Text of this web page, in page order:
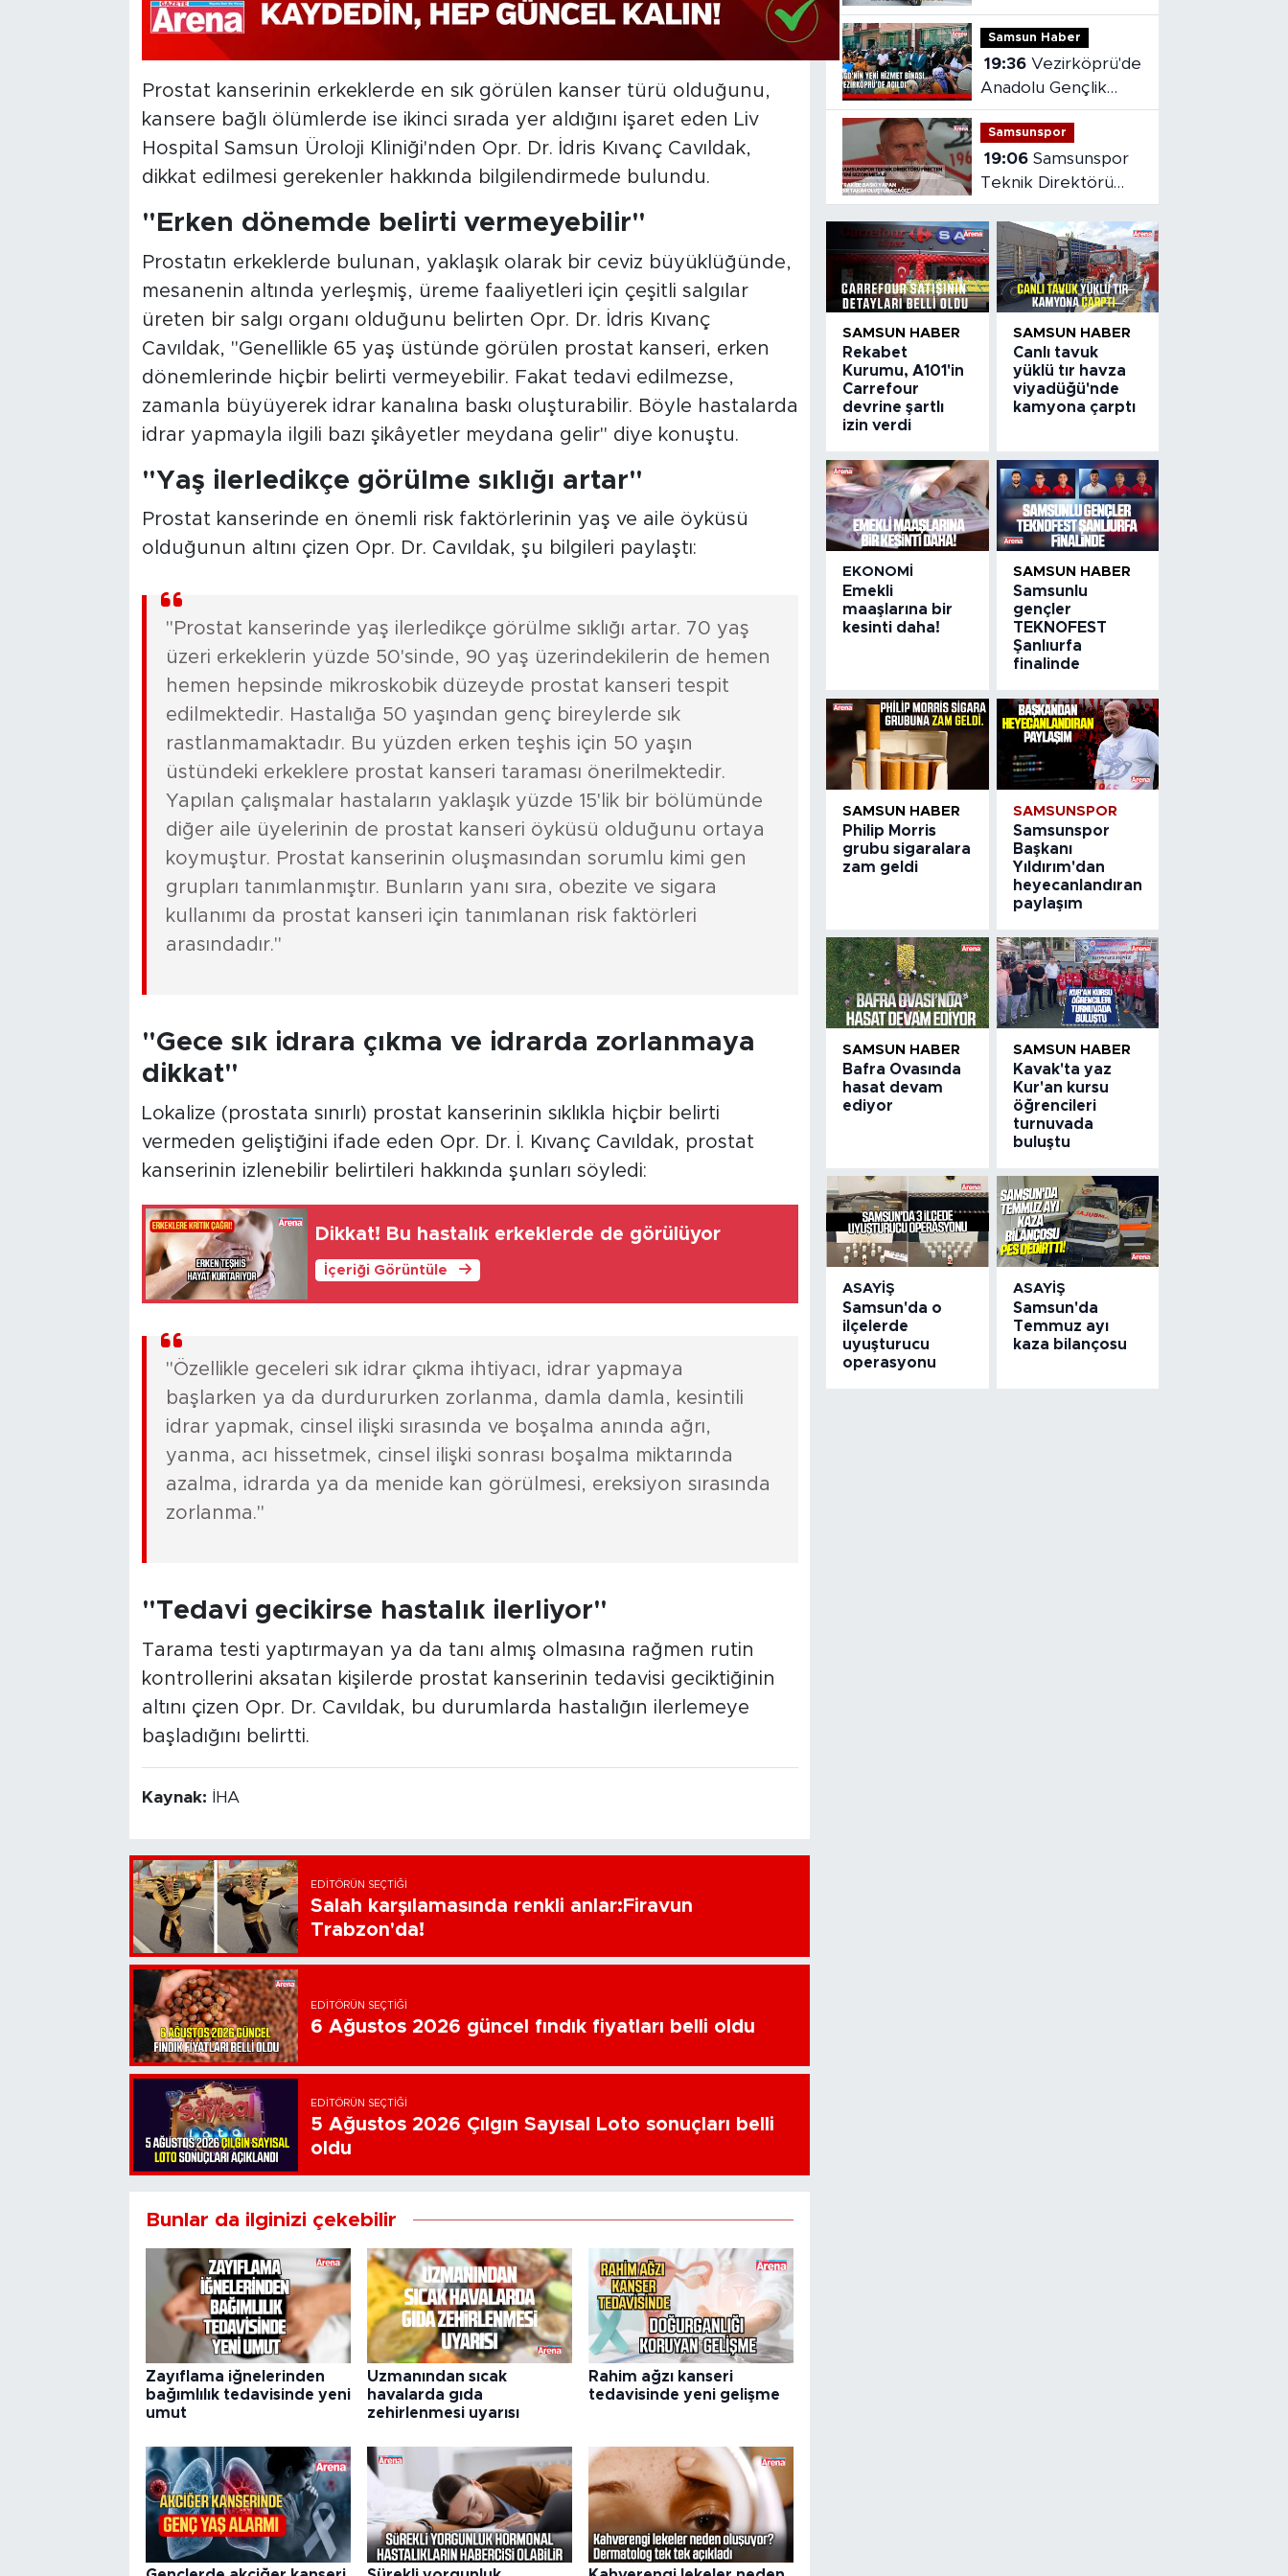
Prostat kanserinin erkeklerde en sık görülen kanser türü olduğunu,
kansere bağlı ölümlerde ise ikinci sırada yer aldığını işaret eden Liv
Hospital Samsun Üroloji Kliniği'nden Opr. Dr. İdris Kıvanç Cavıldak,
dikkat edilmesi gerekenler hakkında bilgilendirmede bulundu.
"Erken dönemde belirti vermeyebilir"
Prostatın erkeklerde bulunan, yaklaşık olarak bir ceviz büyüklüğünde,
mesanenin altında yerleşmiş, üreme faaliyetleri için çeşitli salgılar
üreten bir salgı organı olduğunu belirten Opr. Dr. İdris Kıvanç
Cavıldak, "Genellikle 65 yaş üstünde görülen prostat kanseri, erken
dönemlerinde hiçbir belirti vermeyebilir. Fakat tedavi edilmezse,
zamanla büyüyerek idrar kanalına baskı oluşturabilir. Böyle hastalarda
idrar yapmayla ilgili bazı şikâyetler meydana gelir" diye konuştu.
"Yaş ilerledikçe görülme sıklığı artar"
Prostat kanserinde en önemli risk faktörlerinin yaş ve aile öyküsü
olduğunun altını çizen Opr. Dr. Cavıldak, şu bilgileri paylaştı:
"Prostat kanserinde yaş ilerledikçe görülme sıklığı artar. 70 yaş
üzeri erkeklerin yüzde 50'sinde, 90 yaş üzerindekilerin de hemen
hemen hepsinde mikroskobik düzeyde prostat kanseri tespit
edilmektedir. Hastalığa 50 yaşından genç bireylerde sık
rastlanmamaktadır. Bu yüzden erken teşhis için 50 yaşın
üstündeki erkeklere prostat kanseri taraması önerilmektedir.
Yapılan çalışmalar hastaların yaklaşık yüzde 15'lik bir bölümünde
diğer aile üyelerinin de prostat kanseri öyküsü olduğunu ortaya
koymuştur. Prostat kanserinin oluşmasından sorumlu kimi gen
grupları tanımlanmıştır. Bunların yanı sıra, obezite ve sigara
kullanımı da prostat kanseri için tanımlanan risk faktörleri
arasındadır."
"Gece sık idrara çıkma ve idrarda zorlanmaya
dikkat"
Lokalize (prostata sınırlı) prostat kanserinin sıklıkla hiçbir belirti
vermeden geliştiğini ifade eden Opr. Dr. İ. Kıvanç Cavıldak, prostat
kanserinin izlenebilir belirtileri hakkında şunları söyledi:
Dikkat! Bu hastalık erkeklerde de görülüyor
İçeriği Görüntüle
"Özellikle geceleri sık idrar çıkma ihtiyacı, idrar yapmaya
başlarken ya da durdururken zorlanma, damla damla, kesintili
idrar yapmak, cinsel ilişki sırasında ve boşalma anında ağrı,
yanma, acı hissetmek, cinsel ilişki sonrası boşalma miktarında
azalma, idrarda ya da menide kan görülmesi, ereksiyon sırasında
zorlanma."
"Tedavi gecikirse hastalık ilerliyor"
Tarama testi yaptırmayan ya da tanı almış olmasına rağmen rutin
kontrollerini aksatan kişilerde prostat kanserinin tedavisi geciktiğinin
altını çizen Opr. Dr. Cavıldak, bu durumlarda hastalığın ilerlemeye
başladığını belirtti.
Kaynak: İHA
EDITÖRÜN SEÇTIĞI
Salah karşılamasında renkli anlar:Firavun
Trabzon'da!
EDITÖRÜN SEÇTIĞI
6 Ağustos 2026 güncel fındık fiyatları belli oldu
EDITÖRÜN SEÇTIĞI
5 Ağustos 2026 Çılgın Sayısal Loto sonuçları belli
oldu
Bunlar da ilginizi çekebilir
Zayıflama iğnelerinden
bağımlılık tedavisinde yeni
umut
Uzmanından sıcak
havalarda gıda
zehirlenmesi uyarısı
Rahim ağzı kanseri
tedavisinde yeni gelişme
kazasında sürücü
yaralandı
Samsun Haber
19:36
Anadolu Gençlik
Derneği'nin yeni
hizmet binası açıldı
Samsunspor
19:06 Samsunspor
Teknik Direktörü
Fink'ten yeni sezon
mesajı
SAMSUN HABER
Rekabet
Kurumu, A101'in
Carrefour
devrine şartlı
izin verdi
SAMSUN HABER
Canlı tavuk
yüklü tır havza
viyadüğü'nde
kamyona çarptı
EKONOMI
Emekli
maaşlarına bir
kesinti daha!
SAMSUN HABER
Samsunlu
gençler
TEKNOFEST
Şanlıurfa
finalinde
SAMSUN HABER
Philip Morris
grubu sigaralara
zam geldi
SAMSUNSPOR
Samsunspor
Başkanı
Yıldırım'dan
heyecanlandıran
paylaşım
SAMSUN HABER
Bafra Ovasında
hasat devam
ediyor
SAMSUN HABER
Kavak'ta yaz
Kur'an kursu
öğrencileri
turnuvada
buluştu
ASAYIŞ
Samsun'da o
ilçelerde
uyuşturucu
operasyonu
ASAYIŞ
Samsun'da
Temmuz ayı
kaza bilançosu